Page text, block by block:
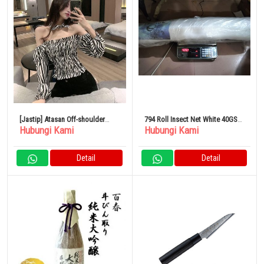
[Jastip] Atasan Off-shoulder
Pola Zebra Panjang Mini Seksi L
Hubungi Kami
Detail
794 Roll Insect Net White 40GSM
1Mx100M
Hubungi Kami
Detail